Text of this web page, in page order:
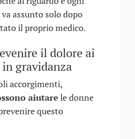
assunto solo dopo
il proprio medico.
il dolore ai
gravidanza
accorgimenti,
aiutare le donne
questo